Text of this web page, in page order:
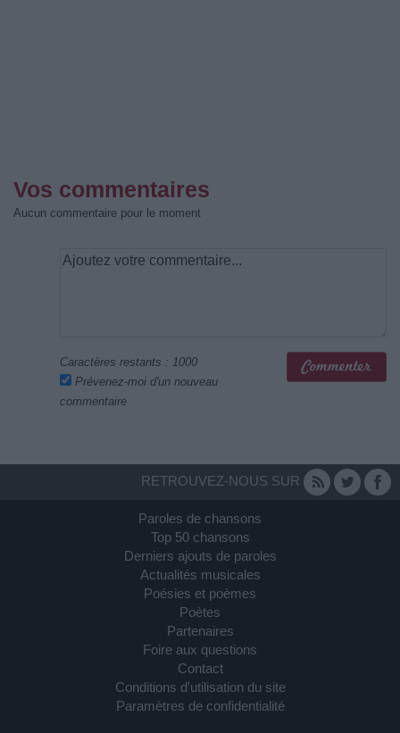
Vos commentaires
Aucun commentaire pour le moment
Caractères restants : 1000
Prévenez-moi d'un nouveau
commentaire
RETROUVEZ-NOUS SUR
Paroles de chansons
Top 50 chansons
Derniers ajouts de paroles
Actualités musicales
Poésies et poèmes
Poètes
Partenaires
Foire aux questions
Contact
Conditions d'utilisation du site
Paramètres de confidentialité